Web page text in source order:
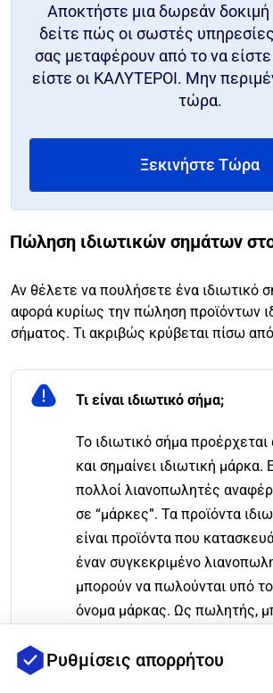
Αποκτήστε μια δωρεάν δοκιμή
δείτε πώς οι σωστές
σας μεταφέρουν από το να
είστε οι ΚΑΛΥΤΕΡΟΙ. Μην
τώρα.
Ξεκινήστε Τώρα
Πώληση ιδιωτικών σημάτων
Αν θέλετε να πουλήσετε ένα ιδιωτικό
αφορά κυρίως την πώληση προϊόντων
σήματος. Τι ακριβώς κρύβεται πίσω
Τι είναι ιδιωτικό σήμα;
Το ιδιωτικό σήμα
και σημαίνει ιδιωτική
πολλοί λιανοπωλητές
σε “μάρκες”. Τα προϊόντα
είναι προϊόντα που
έναν συγκεκριμένο
μπορούν να πωλούνται υπό
όνομα μάρκας. Ως πωλητής,
απευθείας από τον
Ρυθμίσεις απορρήτου